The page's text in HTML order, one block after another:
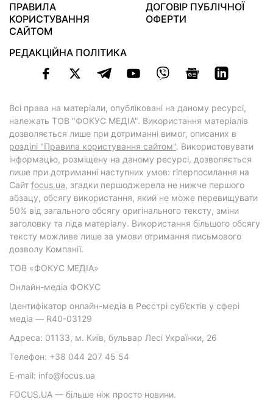
ПРАВИЛА
КОРИСТУВАННЯ
САЙТОМ
ДОГОВІР ПУБЛІЧНОЇ
ОФЕРТИ
РЕДАКЦІЙНА ПОЛІТИКА
Всі права на матеріали, опубліковані на даному ресурсі,
належать ТОВ "ФОКУС МЕДІА". Використання матеріалів
дозволяється лише при дотриманні вимог, описаних в
розділі "Правила користування сайтом". Використовувати
інформацію, розміщену на даному ресурсі, дозволяється
лише при дотриманні наступних умов: гіперпосилання на
Cайт focus.ua, згадки першоджерела не нижче першого
абзацу, обсягу використання, який не може перевищувати
50% від загального обсягу оригінального тексту, зміни
заголовку та ліда матеріалу. Використання більшого обсягу
тексту можливе лише за умови отримання письмового
дозволу Компанії.
ТОВ «ФОКУС МЕДІА»
Онлайн-медіа ФОКУС
Ідентифікатор онлайн-медіа в Реєстрі суб’єктів у сфері
медіа — R40-03129
Адреса: 01133, м. Київ, бульвар Лесі Українки, 26
Телефон: +38 044 207 45 54
E-mail: info@focus.ua
FOCUS.UA — більше ніж просто новини.